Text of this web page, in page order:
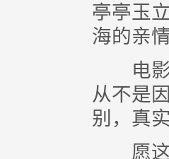
亭亭玉
海的亲
电影
从不是
别，真
愿这